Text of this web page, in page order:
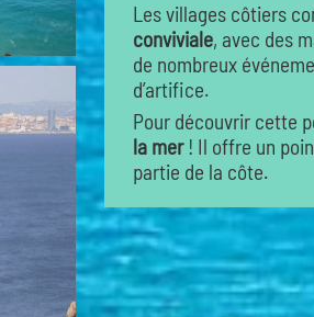
Les villages côtiers
conviviale, avec des
de nombreux
d’artifice.
Pour découvrir cette
la mer! Il offre un
partie de la côte.